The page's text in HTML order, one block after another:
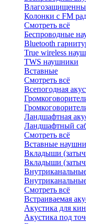
Колонки с FM
Смотреть всё
Беспроводные
Bluetоoth
True wireless
TWS наушники
Вставные
Смотреть всё
Всепогодная
Ландшафтная
Ландшафтный
Смотреть всё
Вставные
Вкладыши
Вкладыши
Смотреть всё
Встраиваемая
Акустика для
Акустика под